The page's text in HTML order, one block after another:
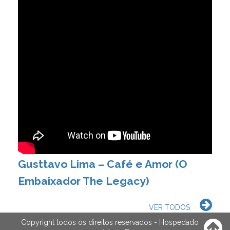
Gusttavo Lima – Café e Amor (O
Embaixador The Legacy)
VER TODOS
Copyright todos os direitos reservados - Hospedado